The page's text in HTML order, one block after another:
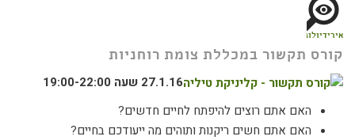
אירידיולוגיה
קורס תקשור במכללת צומת רוחניות
27.1.16 שעה 19:00-22:00
האם אתם רוצים להיפתח לחיים חדשים?
האם אתם חשים ריקנות ותוהים מה ייעודכם בחיים?